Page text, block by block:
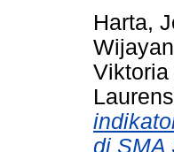
Harta,
di SMA